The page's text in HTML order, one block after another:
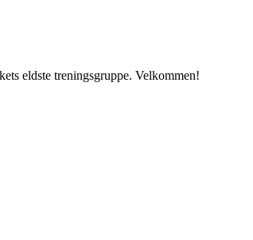
eldste treningsgruppe. Velkommen!